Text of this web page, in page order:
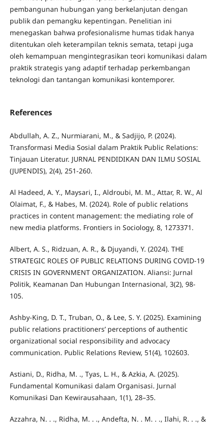
pembangunan hubungan yang berkelanjutan dengan
publik dan pemangku kepentingan. Penelitian ini
menegaskan bahwa profesionalisme humas tidak hanya
ditentukan oleh keterampilan teknis semata, tetapi juga
oleh kemampuan mengintegrasikan teori komunikasi dalam
praktik strategis yang adaptif terhadap perkembangan
teknologi dan tantangan komunikasi kontemporer.
References
Abdullah, A. Z., Nurmiarani, M., & Sadjijo, P. (2024).
Transformasi Media Sosial dalam Praktik Public Relations:
Tinjauan Literatur. JURNAL PENDIDIKAN DAN ILMU SOSIAL
(JUPENDIS), 2(4), 251-260.
Al Hadeed, A. Y., Maysari, I., Aldroubi, M. M., Attar, R. W., Al
Olaimat, F., & Habes, M. (2024). Role of public relations
practices in content management: the mediating role of
new media platforms. Frontiers in Sociology, 8, 1273371.
Albert, A. S., Ridzuan, A. R., & Djuyandi, Y. (2024). THE
STRATEGIC ROLES OF PUBLIC RELATIONS DURING COVID-19
CRISIS IN GOVERNMENT ORGANIZATION. Aliansi: Jurnal
Politik, Keamanan Dan Hubungan Internasional, 3(2), 98-
105.
Ashby-King, D. T., Truban, O., & Lee, S. Y. (2025). Examining
public relations practitioners’ perceptions of authentic
organizational social responsibility and advocacy
communication. Public Relations Review, 51(4), 102603.
Astiani, D., Ridha, M. ., Tyas, L. H., & Azkia, A. (2025).
Fundamental Komunikasi dalam Organisasi. Jurnal
Komunikasi Dan Kewirausahaan, 1(1), 28–35.
Azzahra, N. . ., Ridha, M. . ., Andefta, N. . M. . ., Ilahi, R. . ., &